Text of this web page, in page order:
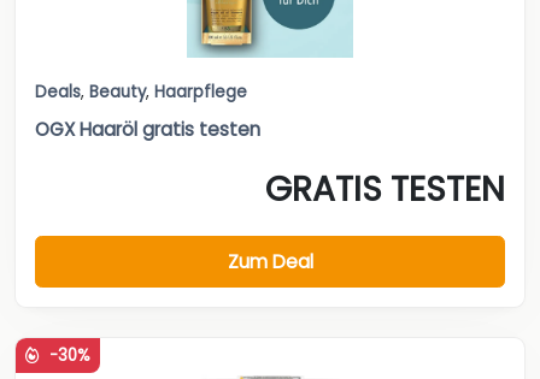
Deals, Beauty, Haarpflege
OGX Haaröl gratis testen
GRATIS TESTEN
Zum Deal
-30%